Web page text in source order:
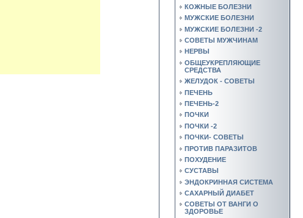
КОЖНЫЕ БОЛЕЗНИ
МУЖСКИЕ БОЛЕЗНИ
МУЖСКИЕ БОЛЕЗНИ -2
СОВЕТЫ МУЖЧИНАМ
НЕРВЫ
ОБЩЕУКРЕПЛЯЮЩИЕ
СРЕДСТВА
ЖЕЛУДОК - СОВЕТЫ
ПЕЧЕНЬ
ПЕЧЕНЬ-2
ПОЧКИ
ПОЧКИ -2
ПОЧКИ- СОВЕТЫ
ПРОТИВ ПАРАЗИТОВ
ПОХУДЕНИЕ
СУСТАВЫ
ЭНДОКРИННАЯ СИСТЕМА
САХАРНЫЙ ДИАБЕТ
СОВЕТЫ ОТ ВАНГИ О
ЗДОРОВЬЕ